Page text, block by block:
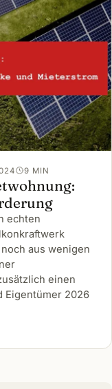
9 MIN
echten
aus wenigen
einen
Eigentümer 2026